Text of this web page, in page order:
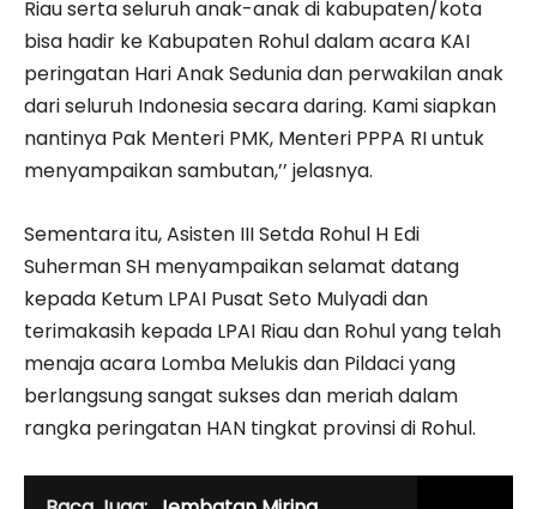
Riau serta seluruh anak-anak di kabupaten/kota
bisa hadir ke Kabupaten Rohul dalam acara KAI
peringatan Hari Anak Sedunia dan perwakilan anak
dari seluruh Indonesia secara daring. Kami siapkan
nantinya Pak Menteri PMK, Menteri PPPA RI untuk
menyampaikan sambutan,’’ jelasnya.
Sementara itu, Asisten III Setda Rohul H Edi
Suherman SH menyampaikan selamat datang
kepada Ketum LPAI Pusat Seto Mulyadi dan
terimakasih kepada LPAI Riau dan Rohul yang telah
menaja acara Lomba Melukis dan Pildaci yang
berlangsung sangat sukses dan meriah dalam
rangka peringatan HAN tingkat provinsi di Rohul.